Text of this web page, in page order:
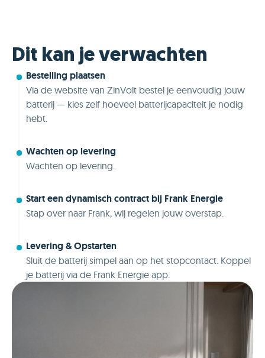
Dit kan je verwachten
Bestelling plaatsen
Via de website van ZinVolt bestel je eenvoudig jouw
batterij — kies zelf hoeveel batterijcapaciteit je nodig
hebt.
Wachten op levering
Wachten op levering.
Start een dynamisch contract bij Frank Energie
Stap over naar Frank, wij regelen jouw overstap.
Levering & Opstarten
Sluit de batterij simpel aan op het stopcontact. Koppel
je batterij via de Frank Energie app.